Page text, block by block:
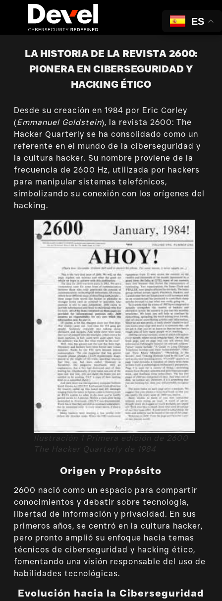
LA HISTORIA DE LA REVISTA 2600:
PIONERA EN CIBERSEGURIDAD Y
HACKING ÉTICO
Desde su creación en 1984 por Eric Corley
(Emmanuel Goldstein), la revista 2600: The
Hacker Quarterly se ha consolidado como un
referente en el mundo de la ciberseguridad y
la cultura hacker. Su nombre proviene de la
frecuencia de 2600 Hz, utilizada por hackers
para manipular sistemas telefónicos,
simbolizando su conexión con los orígenes del
hacking.
Ilustración 1 Primera edición de 2600
The Hacker Quarterly de 1984
Origen y Propósito
2600 nació como un espacio para compartir
conocimientos y debatir sobre tecnología,
libertad de información y privacidad. En sus
primeros años, se centró en la cultura hacker,
pero pronto amplió su enfoque hacia temas
técnicos de ciberseguridad y hacking ético,
fomentando una visión responsable del uso de
habilidades tecnológicas.
Evolución hacia la Ciberseguridad
ES